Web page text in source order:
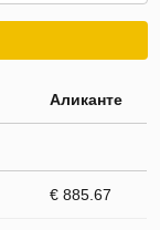
Аликанте
€ 885.67